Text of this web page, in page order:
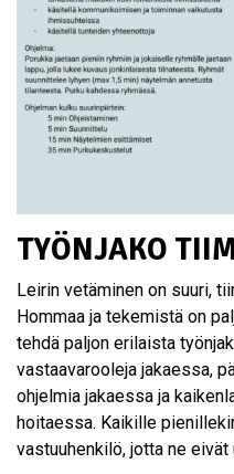
TYÖNJAKO
Leirin vetäminen on suuri,
Hommaa ja tekemistä on
tehdä paljon erilaista
vastaavarooleja jakaessa,
ohjelmia jakaessa ja
hoitaessa. Kaikille
vastuuhenkilö, jotta ne